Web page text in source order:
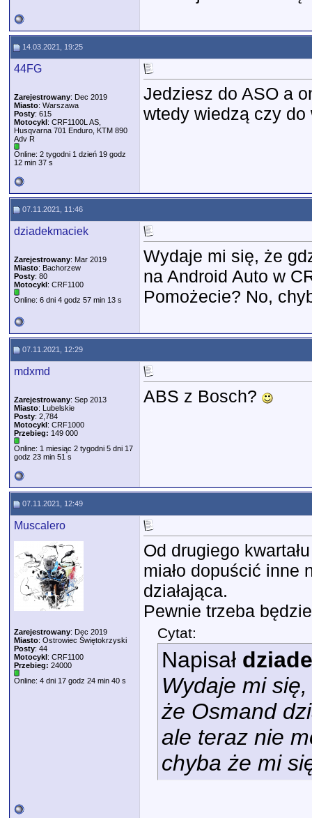
14.03.2021, 19:25
44FG
Zarejestrowany: Dec 2019
Miasto: Warszawa
Posty: 615
Motocykl: CRF1100L AS,
Husqvarna 701 Enduro, KTM 890
Adv R
Online: 2 tygodni 1 dzień 19 godz
12 min 37 s
Jedziesz do ASO a
wtedy wiedzą czy
07.11.2021, 11:46
dziadekmaciek
Zarejestrowany: Mar 2019
Miasto: Bachorzew
Posty: 80
Motocykl: CRF1100
Online: 6 dni 4 godz 57 min 13 s
Wydaje mi się, że
na Android Auto w
Pomożecie? No,
07.11.2021, 12:29
mdxmd
Zarejestrowany: Sep 2013
Miasto: Lubelskie
Posty: 2,784
Motocykl: CRF1000
Przebieg: 149 000
Online: 1 miesiąc 2 tygodni 5 dni 17
godz 23 min 51 s
ABS z Bosch?
07.11.2021, 12:49
Muscalero
Zarejestrowany: Dec 2019
Miasto: Ostrowiec Świętokrzyski
Posty: 44
Motocykl: CRF1100
Przebieg: 24000
Online: 4 dni 17 godz 24 min 40 s
Od drugiego
miało dopuścić inne
działająca.
Pewnie trzeba
Cytat:
Napisał
Wydaje mi
że Osmand
ale teraz nie
chyba że mi